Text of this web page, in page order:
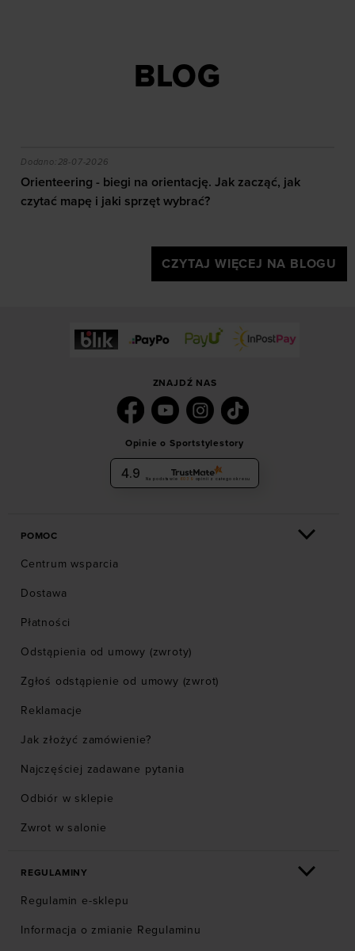
BLOG
efekty daje trening?
Orienteering - biegi na orientację. Jak zacząć, jak
Dodano:28-07-2026
Orienteering - biegi na orientację. Jak zacząć, jak
czytać mapę i jaki sprzęt wybrać?
CZYTAJ WIĘCEJ NA BLOGU
ZNAJDŹ NAS
Opinie o Sportstylestory
4.9 Na podstawie 6039 opinii z całego okresu
POMOC
Centrum wsparcia
Dostawa
Płatności
Odstąpienia od umowy (zwroty)
Zgłoś odstąpienie od umowy (zwrot)
Reklamacje
Jak złożyć zamówienie?
Najczęściej zadawane pytania
Odbiór w sklepie
Zwrot w salonie
REGULAMINY
Regulamin e-sklepu
Informacja o zmianie Regulaminu